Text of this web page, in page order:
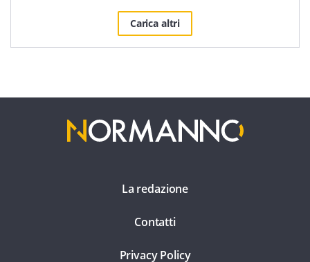
Carica altri
La redazione
Contatti
Privacy Policy